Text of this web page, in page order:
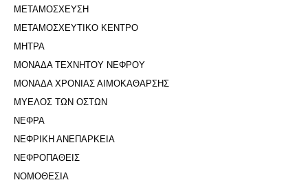
ΜΕΤΑΜΟΣΧΕΥΣΗ
ΜΕΤΑΜΟΣΧΕΥΤΙΚΟ ΚΕΝΤΡΟ
ΜΗΤΡΑ
ΜΟΝΑΔΑ ΤΕΧΝΗΤΟΥ ΝΕΦΡΟΥ
ΜΟΝΑΔΑ ΧΡΟΝΙΑΣ ΑΙΜΟΚΑΘΑΡΣΗΣ
ΜΥΕΛΟΣ ΤΩΝ ΟΣΤΩΝ
ΝΕΦΡΑ
ΝΕΦΡΙΚΗ ΑΝΕΠΑΡΚΕΙΑ
ΝΕΦΡΟΠΑΘΕΙΣ
ΝΟΜΟΘΕΣΙΑ